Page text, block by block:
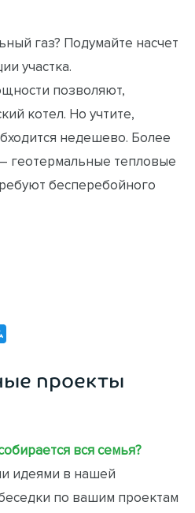
газ? Подумайте насчет
участка.
позволяют,
котел. Но учтите,
недешево. Более
геотермальные тепловые
бесперебойного
проекты
вся семья?
идеями в нашей
по вашим проектам